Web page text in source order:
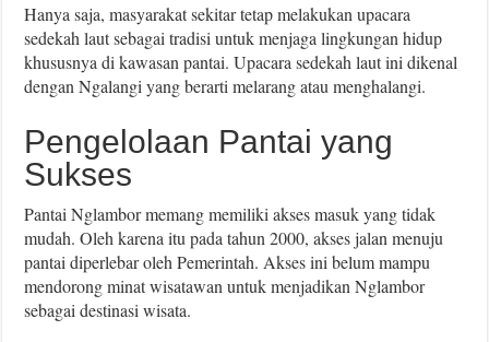
Hanya saja, masyarakat sekitar tetap melakukan upacara
sedekah laut sebagai tradisi untuk menjaga lingkungan hidup
khususnya di kawasan pantai. Upacara sedekah laut ini dikenal
dengan Ngalangi yang berarti melarang atau menghalangi.
Pengelolaan Pantai yang
Sukses
Pantai Nglambor memang memiliki akses masuk yang tidak
mudah. Oleh karena itu pada tahun 2000, akses jalan menuju
pantai diperlebar oleh Pemerintah. Akses ini belum mampu
mendorong minat wisatawan untuk menjadikan Nglambor
sebagai destinasi wisata.